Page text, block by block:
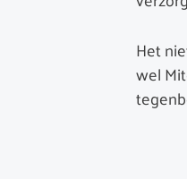
Het
wel